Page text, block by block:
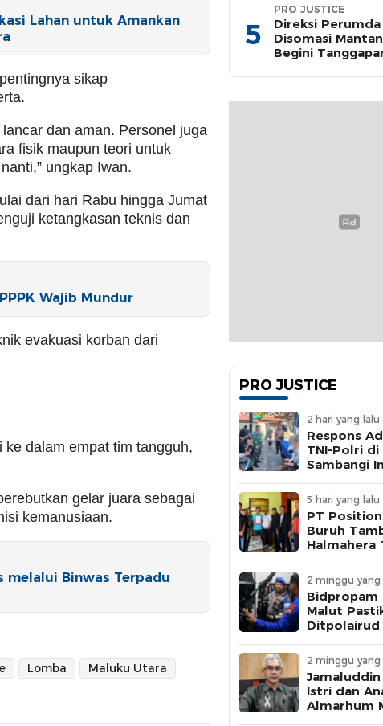
Lahan untuk Amankan
sikap
dan aman. Personel juga
fisik maupun teori untuk
ungkap Iwan.
dari hari Rabu hingga Jumat
ketangkasan teknis dan
Wajib Mundur
evakuasi korban dari
dalam empat tim tangguh,
gelar juara sebagai
kemanusiaan.
melalui Binwas Terpadu
Lomba
Maluku Utara
5
PRO JUSTICE
Direksi Perumda
Disomasi
Begini
PRO JUSTICE
2 hari yang lalu
Respons
TNI-Polri
Sambangi
5 hari yang lalu
PT
Buruh
Halmahera
Tanpa BPJS
2 minggu yang
Bidpropam
Malut
Ditpolairud
2 minggu yang
Istri dan
Almarhum